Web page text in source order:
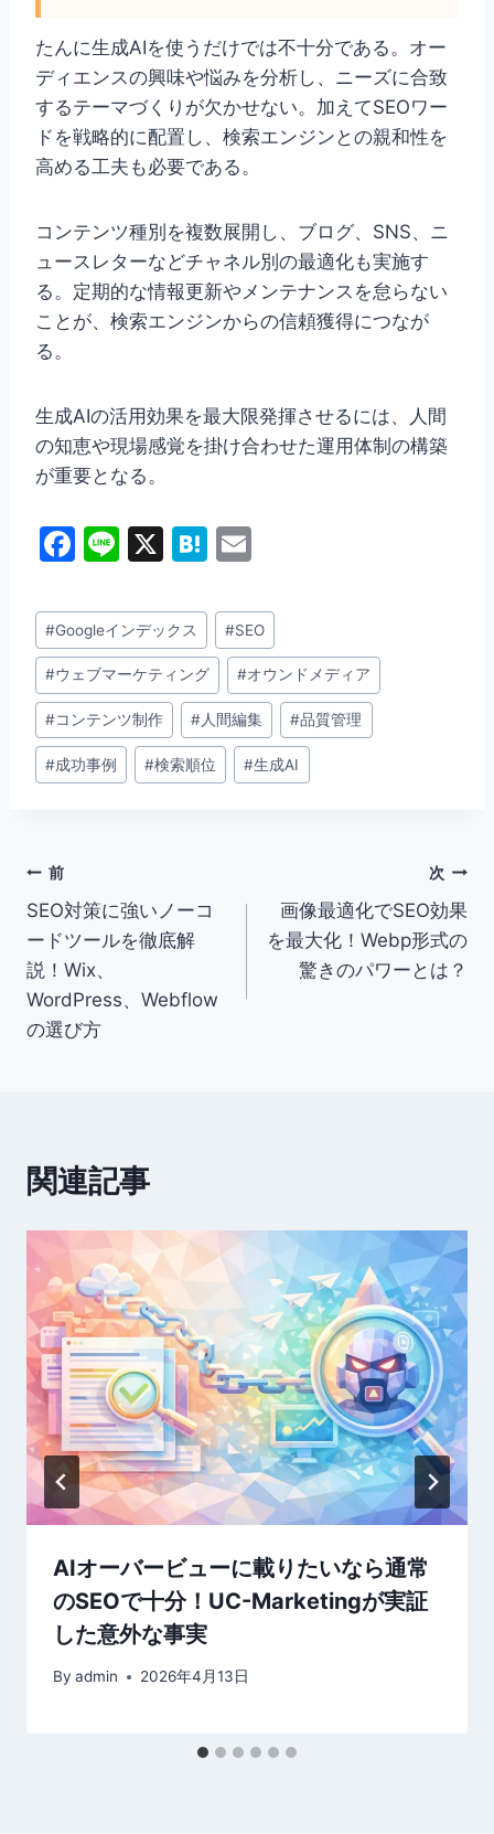
たんに生成AIを使うだけでは不十分である。オー
ディエンスの興味や悩みを分析し、ニーズに合致
するテーマづくりが欠かせない。加えてSEOワー
ドを戦略的に配置し、検索エンジンとの親和性を
高める工夫も必要である。
コンテンツ種別を複数展開し、ブログ、SNS、ニ
ュースレターなどチャネル別の最適化も実施す
る。定期的な情報更新やメンテナンスを怠らない
ことが、検索エンジンからの信頼獲得につなが
る。
生成AIの活用効果を最大限発揮させるには、人間
の知恵や現場感覚を掛け合わせた運用体制の構築
が重要となる。
F
c
e
b
o
o
k
Li
e
X
H
e
n
a
ai
l
投
稿
タ
グ:
#Googleインデックス #SEO
#ウェブマーケティング #オウンドメディア
#コンテンツ制作 #人間編集 #品質管理
#成功事例 #検索順位 #生成AI
投
稿
ナ
ビ
シ
ョ
前
SEO対策に強いノーコ
ードツールを徹底解
説！Wix、
WordPress、Webflow
の選び方
次
画像最適化でSEO効果
を最大化！Webp形式の
驚きのパワーとは？
関連記事
AIオーバービューに載りたいなら通常
のSEOで十分！UC-Marketingが実証
した意外な事実
By admin 2026年4月13日